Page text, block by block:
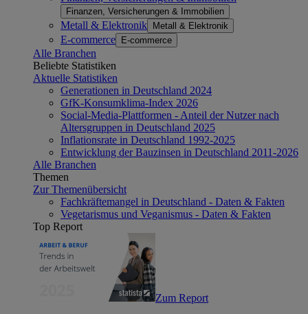
Finanzen, Versicherungen & Immobilien
Metall & Elektronik Metall & Elektronik
E-commerce E-commerce
Alle Branchen
Beliebte Statistiken
Aktuelle Statistiken
Generationen in Deutschland 2024
GfK-Konsumklima-Index 2026
Social-Media-Plattformen - Anteil der Nutzer nach
Altersgruppen in Deutschland 2025
Inflationsrate in Deutschland 1992-2025
Entwicklung der Bauzinsen in Deutschland 2011-2026
Alle Branchen
Themen
Zur Themenübersicht
Fachkräftemangel in Deutschland - Daten & Fakten
Vegetarismus und Veganismus - Daten & Fakten
Top Report
Zum Report